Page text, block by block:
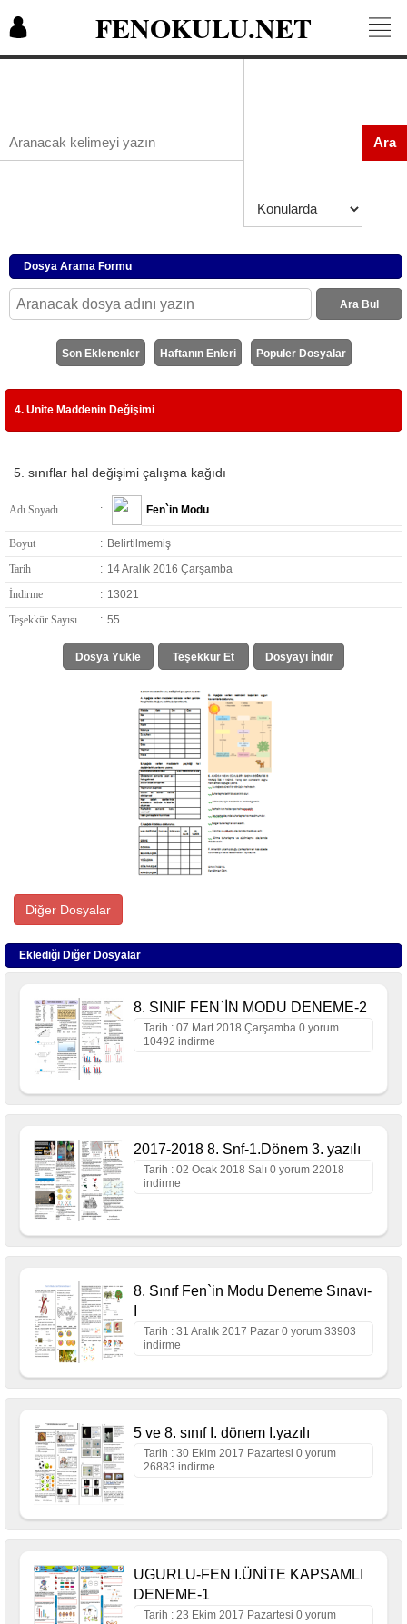
FENOKULU.NET
Ara
Dosya Arama Formu
Ara Bul
Son Eklenenler Haftanın Enleri Populer Dosyalar
4. Ünite Maddenin Değişimi
5. sınıflar hal değişimi çalışma kağıdı
Adı Soyadı : Fen`in Modu
Boyut : Belirtilmemiş
Tarih
: 14 Aralık 2016 Çarşamba
İndirme
: 13021
Teşekkür Sayısı
: 55
Dosya Yükle Teşekkür Et Dosyayı İndir
Diğer Dosyalar
Eklediği Diğer Dosyalar
8. SINIF FEN`İN MODU DENEME-2
Tarih : 07 Mart 2018 Çarşamba 0 yorum
10492 indirme
2017-2018 8. Snf-1.Dönem 3. yazılı
Tarih : 02 Ocak 2018 Salı 0 yorum 22018
indirme
8. Sınıf Fen`in Modu Deneme Sınavı-
Tarih : 31 Aralık 2017 Pazar 0 yorum 33903
indirme
5 ve 8. sınıf I. dönem I.yazılı
Tarih : 30 Ekim 2017 Pazartesi 0 yorum
26883 indirme
UGURLU-FEN I.ÜNİTE KAPSAMLI
DENEME-1
Tarih : 23 Ekim 2017 Pazartesi 0 yorum